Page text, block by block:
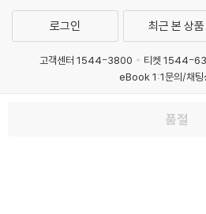
품절
로그인 최근 본 상품
고객센터 1544-3800 티켓 1544-
eBook 1:1문의/채팅
개인정보처리방침